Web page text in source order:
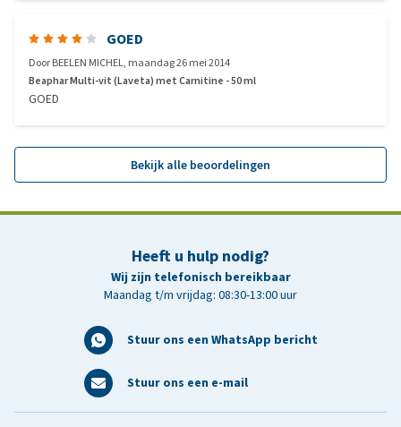
GOED
DoorBEELEN MICHEL, maandag 26 mei 2014
Beaphar Multi-vit (Laveta) met Carnitine - 50 ml
GOED
Bekijk alle beoordelingen
Heeft u hulp nodig?
Wij zijn telefonisch bereikbaar
Maandag t/m vrijdag: 08:30-13:00 uur
Stuur ons een WhatsApp bericht
Stuur ons een e-mail